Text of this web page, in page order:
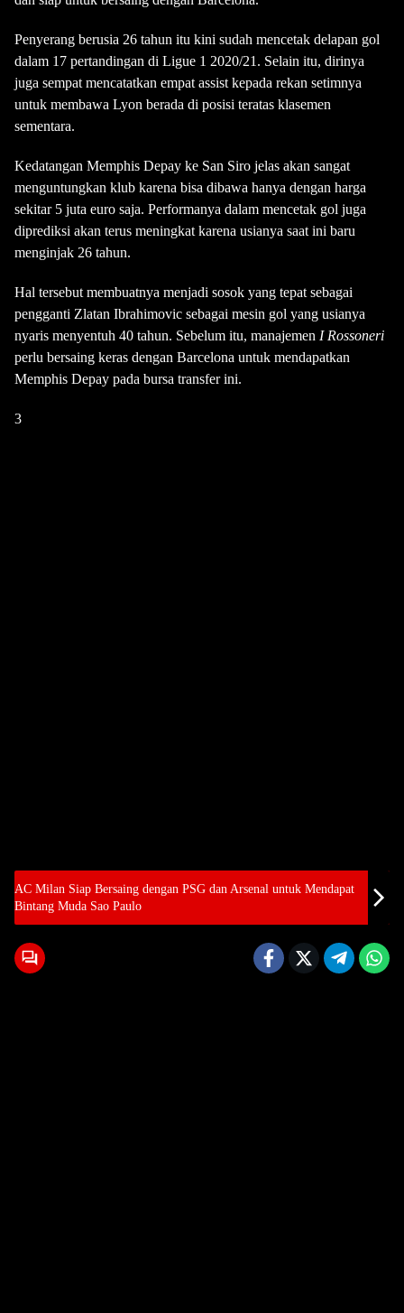
Penyerang berusia 26 tahun itu kini sudah mencetak delapan gol
dalam 17 pertandingan di Ligue 1 2020/21. Selain itu, dirinya
juga sempat mencatatkan empat assist kepada rekan setimnya
untuk membawa Lyon berada di posisi teratas klasemen
sementara.
Kedatangan Memphis Depay ke San Siro jelas akan sangat
menguntungkan klub karena bisa dibawa hanya dengan harga
sekitar 5 juta euro saja. Performanya dalam mencetak gol juga
diprediksi akan terus meningkat karena usianya saat ini baru
menginjak 26 tahun.
Hal tersebut membuatnya menjadi sosok yang tepat sebagai
pengganti Zlatan Ibrahimovic sebagai mesin gol yang usianya
nyaris menyentuh 40 tahun. Sebelum itu, manajemen I Rossoneri
perlu bersaing keras dengan Barcelona untuk mendapatkan
Memphis Depay pada bursa transfer ini.
3
AC Milan Siap Bersaing dengan PSG dan Arsenal untuk Mendapat
Bintang Muda Sao Paulo